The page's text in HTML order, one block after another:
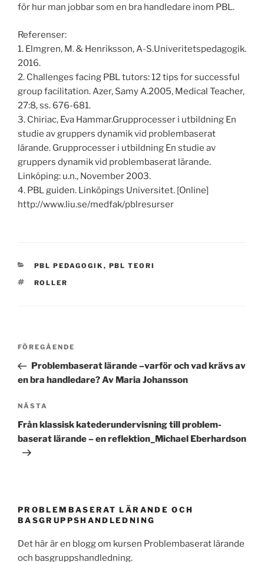
för hur man jobbar som en bra handledare inom PBL.
Referenser:
1. Elmgren, M. & Henriksson, A-S.Univeritetspedagogik.
2016.
2. Challenges facing PBL tutors: 12 tips for successful
group facilitation. Azer, Samy A.2005, Medical Teacher,
27:8, ss. 676-681.
3. Chiriac, Eva Hammar.Grupprocesser i utbildning En
studie av gruppers dynamik vid problembaserat
lärande. Grupprocesser i utbildning En studie av
gruppers dynamik vid problembaserat lärande.
Linköping: u.n., November 2003.
4. PBL guiden. Linköpings Universitet. [Online]
http://www.liu.se/medfak/pblresurser
KATEGORIER
PBL PEDAGOGIK , PBL TEORI
TAGGAR
ROLLER
Inläggsnavigering
Föregående
inlägg
FÖREGÅENDE
Problembaserat lärande –varför och vad krävs av
en bra handledare? Av Maria Johansson
Nästa
inlägg
NÄSTA
Från klassisk katederundervisning till problem-
baserat lärande – en reflektion_Michael Eberhardson
PROBLEMBASERAT LÄRANDE OCH
BASGRUPPSHANDLEDNING
Det här är en blogg om kursen Problembaserat lärande
och basgruppshandledning.